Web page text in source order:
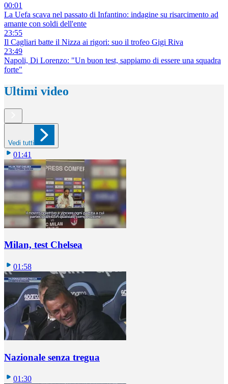
00:01
La Uefa scava nel passato di Infantino: indagine su risarcimento ad
amante con soldi dell'ente
23:55
Il Cagliari batte il Nizza ai rigori: suo il trofeo Gigi Riva
23:49
Napoli, Di Lorenzo: "Un buon test, sappiamo di essere una squadra
forte"
Ultimi video
Vedi tutti
01:41
Milan, test Chelsea
01:58
Nazionale senza tregua
01:30